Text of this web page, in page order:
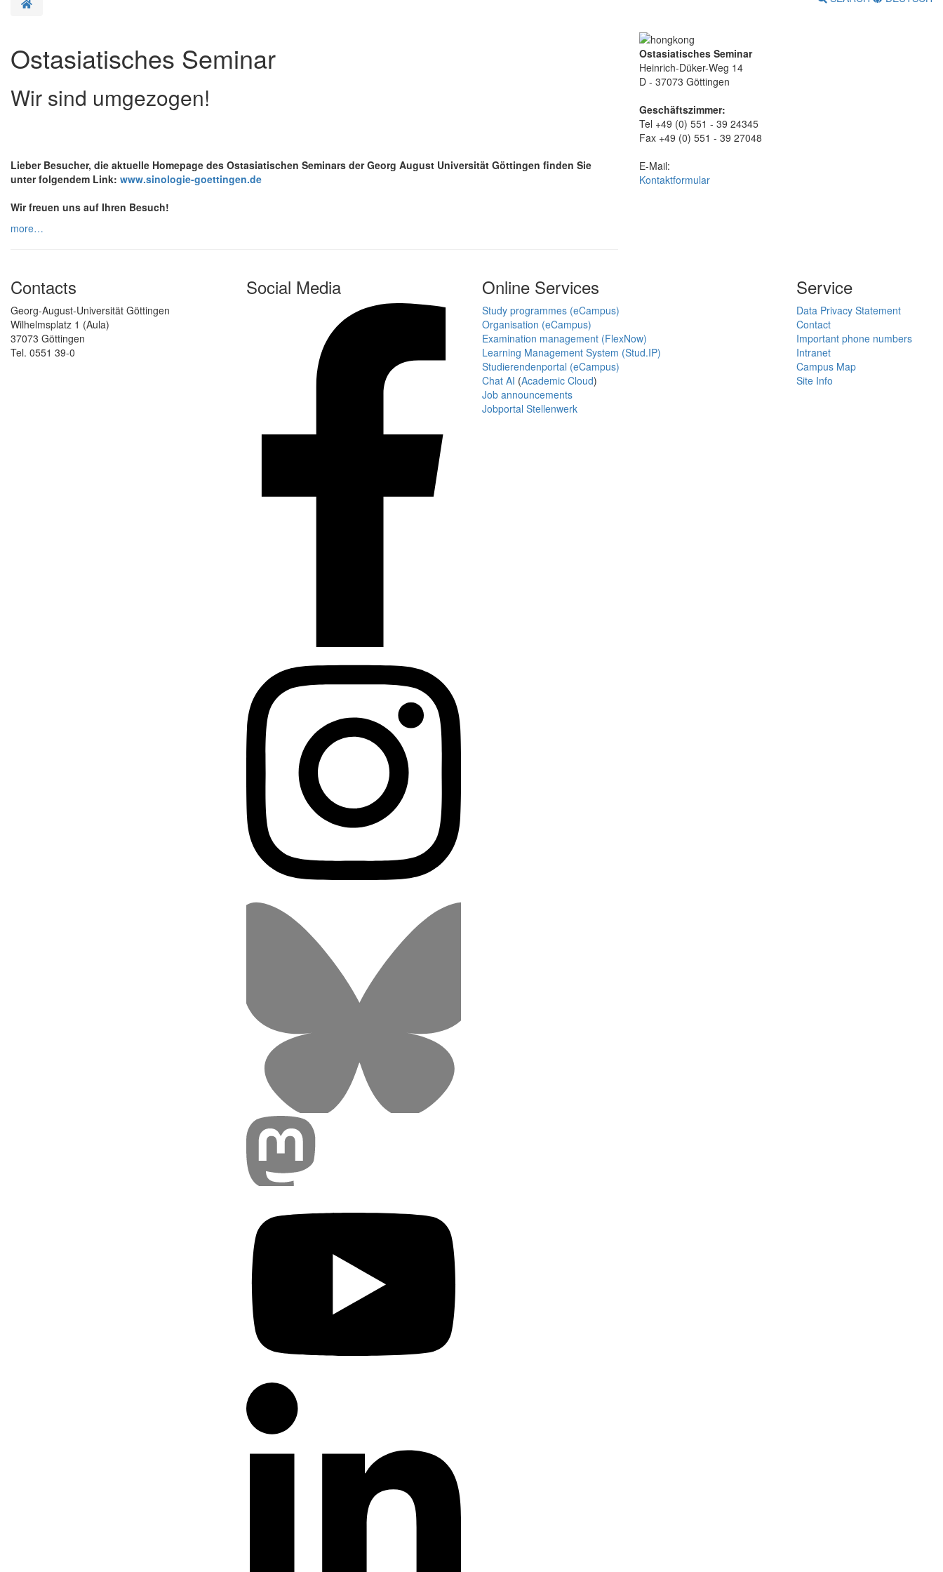
Homepage
Ostasiatisches Seminar
Wir sind umgezogen!
Lieber Besucher, die aktuelle Homepage des Ostasiatischen Seminars der Georg August Universität Göttingen finden Sie
unter folgendem Link: www.sinologie-goettingen.de
Wir freuen uns auf Ihren Besuch!
more…
Ostasiatisches Seminar
Heinrich-Düker-Weg 14
D - 37073 Göttingen
Geschäftszimmer:
Tel +49 (0) 551 - 39 24345
Fax +49 (0) 551 - 39 27048
E-Mail:
Kontaktformular
Contacts
Georg-August-Universität Göttingen
Wilhelmsplatz 1 (Aula)
37073 Göttingen
Tel. 0551 39-0
Social Media Online Services
Study programmes (eCampus)
Organisation (eCampus)
Examination management (FlexNow)
Learning Management System (Stud.IP)
Studierendenportal (eCampus)
Chat AI (Academic Cloud)
Job announcements
Jobportal Stellenwerk
Service
Data Privacy Statement
Contact
Important phone numbers
Intranet
Campus Map
Site Info